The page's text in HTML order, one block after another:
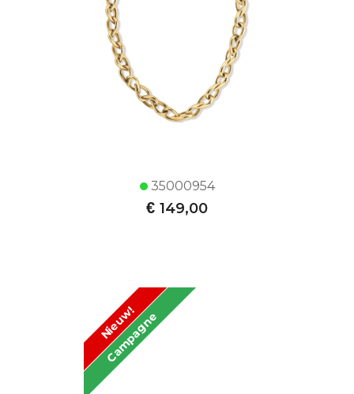
35000954
€ 149,00
Nieuw!
Campagne